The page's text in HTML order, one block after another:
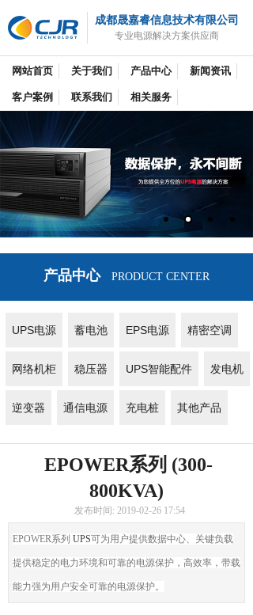
成都晟嘉睿信息技术有限公司
专业电源解决方案供应商
网站首页 关于我们 产品中心 新闻资讯
客户案例 联系我们 相关服务
产品中心PRODUCT CENTER
UPS电源 蓄电池 EPS电源 精密空调
网络机柜 稳压器 UPS智能配件 发电机
逆变器 通信电源 充电桩 其他产品
EPOWER系列 (300-
800KVA)
发布时间: 2019-02-26 17:54
EPOWER系列 UPS可为用户提供数据中心、关键负载
提供稳定的电力环境和可靠的电源保护，高效率，带载
能力强为用户安全可靠的电源保护。